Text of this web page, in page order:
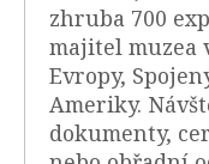
zhruba 700
majitel muzea
Evropy,
Ameriky.
dokumenty,